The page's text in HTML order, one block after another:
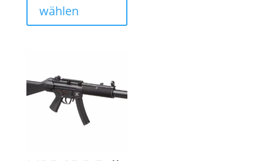
wählen
können